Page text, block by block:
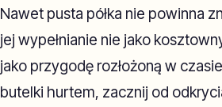
Nawet pusta półka nie powinna
jej wypełnianie nie jako
jako przygodę rozłożoną w
butelki hurtem, zacznij od